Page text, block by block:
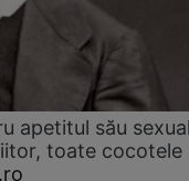
apetitul său
toate cocotele